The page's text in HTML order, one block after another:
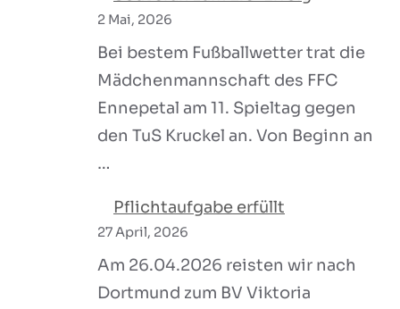
2 Mai, 2026
Bei bestem Fußballwetter trat die
Mädchenmannschaft des FFC
Ennepetal am 11. Spieltag gegen
den TuS Kruckel an. Von Beginn an
…
Pflichtaufgabe erfüllt
27 April, 2026
Am 26.04.2026 reisten wir nach
Dortmund zum BV Viktoria